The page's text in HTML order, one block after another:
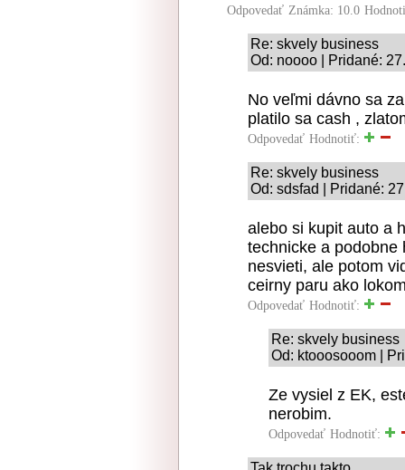
Odpovedať Známka: 10.0
Re: skvely business
Od: noooo | Pridané:
No veľmi dávno sa
platilo sa cash ,
Odpovedať Hodnotiť:
Re: skvely business
Od: sdsfad | Pridané:
alebo si kupit auto a
technicke a podobne
nesvieti, ale potom
ceirny paru ako
Odpovedať Hodnotiť:
Re: skvely business
Od: ktooosooom |
Ze vysiel z EK,
nerobim.
Odpovedať Hodnotiť: